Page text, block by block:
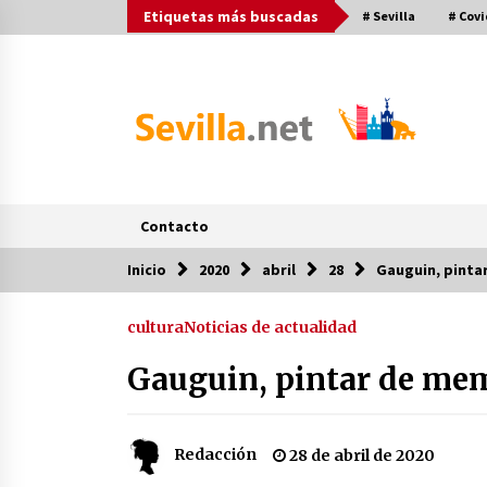
al
Etiquetas más buscadas # Sevilla #
Contacto
Post más buscados
Tras Pelea entre Ultras del Sevilla
FC y Osasuna
Final de la Europa League en Sevilla
Inicio 2020 abril 28 Gauguin,
culturaNoticias de actualidad
Gauguin, pintar de
Redacción 28 de abril de 2020